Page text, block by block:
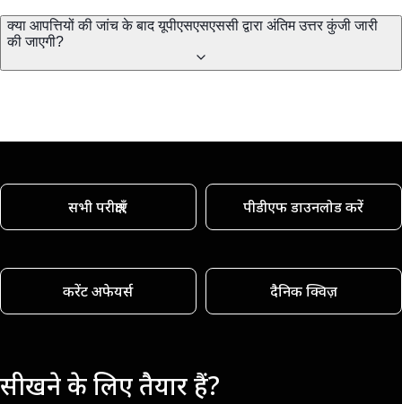
क्या आपत्तियों की जांच के बाद यूपीएसएसएससी द्वारा अंतिम उत्तर कुंजी जारी
की जाएगी?
सभी परीक्षाएँ पीडीएफ डाउनलोड करें
करेंट अफेयर्स दैनिक क्विज़
सीखने के लिए तैयार हैं?